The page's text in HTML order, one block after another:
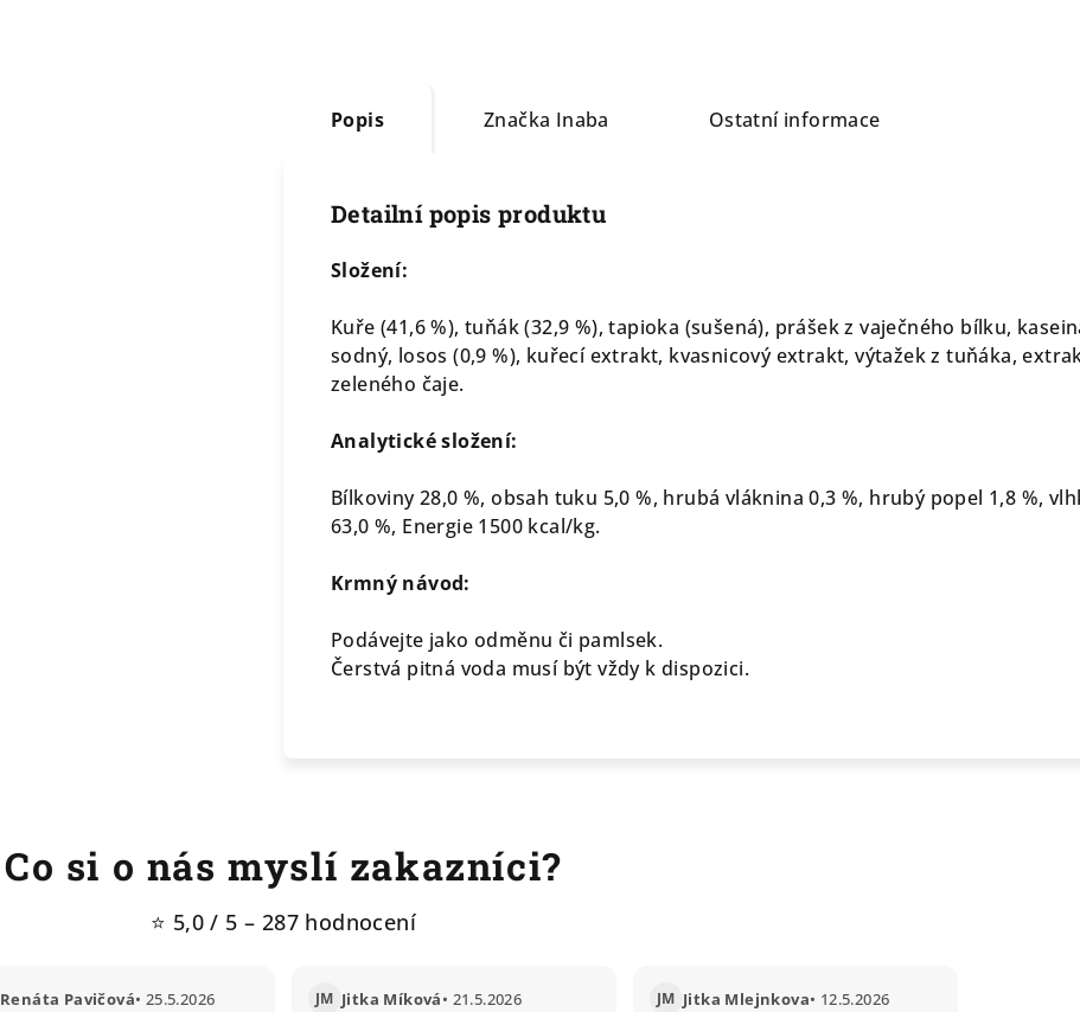
Popis Značka Inaba Ostatní informace
Detailní popis produktu
Složení:
Kuře (41,6 %), tuňák (32,9 %), tapioka (sušená), prášek z vaječného bílku,
sodný, losos (0,9 %), kuřecí extrakt, kvasnicový extrakt, výtažek z tuňáka,
zeleného čaje.
Analytické složení:
Bílkoviny 28,0 %, obsah tuku 5,0 %, hrubá vláknina 0,3 %, hrubý popel 1,8 %,
63,0 %, Energie 1500 kcal/kg.
Krmný návod:
Podávejte jako odměnu či pamlsek.
Čerstvá pitná voda musí být vždy k dispozici.
Co si o nás myslí zakazníci?
⭐ 5,0 / 5 – 287 hodnocení
Renáta Pavičová• 25.5.2026 JM Jitka Míková• 21.5.2026 JM Jitka Mlejnkova• 12.5.2026